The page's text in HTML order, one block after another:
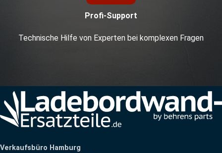
Profi-Support
Technische Hilfe von Experten bei komplexen Fragen
Verkaufsbüro Hamburg